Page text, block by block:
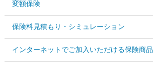
変額保険
保険料見積もり・ シミュレーション
インターネットでご加入いただける保険商品